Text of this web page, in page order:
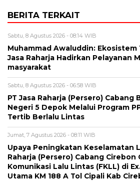
BERITA TERKAIT
Sabtu, 8 Agustus 2026 - 08:14 WIB
Muhammad Awaluddin:
Jasa Raharja Hadirkan Pelayanan
masyarakat
Sabtu, 8 Agustus 2026 - 06:58 WIB
PT Jasa Raharja (Persero) Cabang
Negeri 5 Depok Melalui Program
Tertib Berlalu Lintas
Jumat, 7 Agustus 2026 - 08:11 WIB
Upaya Peningkatan Keselamatan
Raharja (Persero) Cabang Cirebon
Komunikasi Lalu Lintas (FKLL) di
Utama KM 188 A Tol Cipali Kab